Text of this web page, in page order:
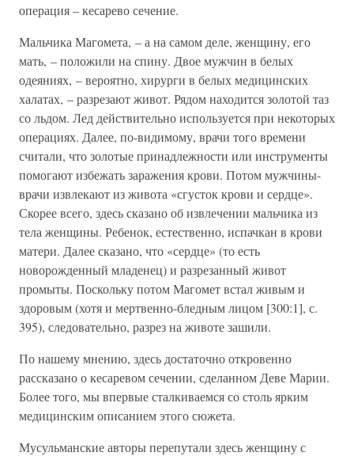
операция – кесарево сечение.
Мальчика Магомета, – а на самом деле, женщину, его
мать, – положили на спину. Двое мужчин в белых
одеяниях, – вероятно, хирурги в белых медицинских
халатах, – разрезают живот. Рядом находится золотой таз
со льдом. Лед действительно используется при некоторых
операциях. Далее, по-видимому, врачи того времени
считали, что золотые принадлежности или инструменты
помогают избежать заражения крови. Потом мужчины-
врачи извлекают из живота «сгусток крови и сердце».
Скорее всего, здесь сказано об извлечении мальчика из
тела женщины. Ребенок, естественно, испачкан в крови
матери. Далее сказано, что «сердце» (то есть
новорожденный младенец) и разрезанный живот
промыты. Поскольку потом Магомет встал живым и
здоровым (хотя и мертвенно-бледным лицом [300:1], с.
395), следовательно, разрез на животе зашили.
По нашему мнению, здесь достаточно откровенно
рассказано о кесаревом сечении, сделанном Деве Марии.
Более того, мы впервые сталкиваемся со столь ярким
медицинским описанием этого сюжета.
Мусульманские авторы перепутали здесь женщину с